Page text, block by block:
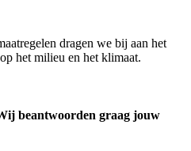
dragen we bij aan het
het milieu en het klimaat.
beantwoorden graag jouw